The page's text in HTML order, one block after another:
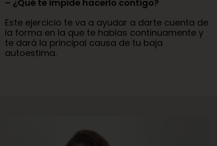
– ¿Qué te impide hacerlo contigo?
Este ejercicio te va a ayudar a darte cuenta de
la forma en la que te hablas continuamente y
te dará la principal causa de tu baja
autoestima.